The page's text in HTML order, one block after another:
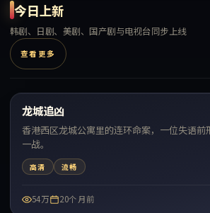
今日上新
韩剧、日剧、美剧、国产剧与电视台同步上线
查看更多
最新
龙城追凶
香港西区龙城公寓里的连环命案，一位失语前
一战。
高清 流畅
54万 20个月前